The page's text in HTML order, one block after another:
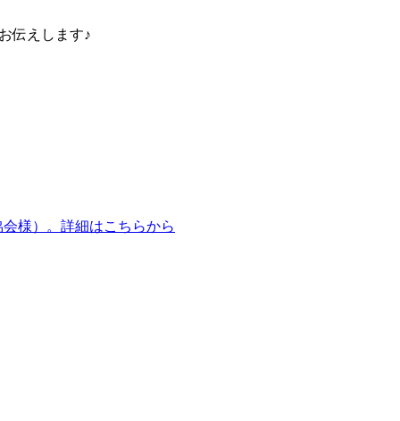
伝えします♪
様）。詳細はこちらから